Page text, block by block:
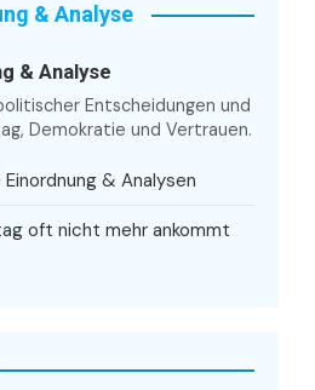
& Analyse
& Analyse
Entscheidungen und
Demokratie und Vertrauen.
& Analysen
oft nicht mehr ankommt